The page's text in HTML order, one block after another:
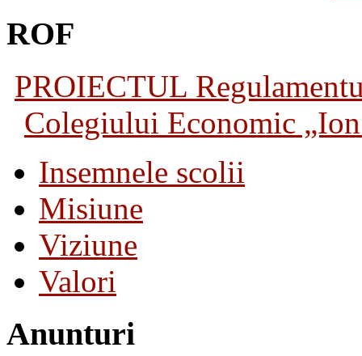
ROF
PROIECTUL
Colegiului Economic
Insemnele scolii
Misiune
Viziune
Valori
Anunturi